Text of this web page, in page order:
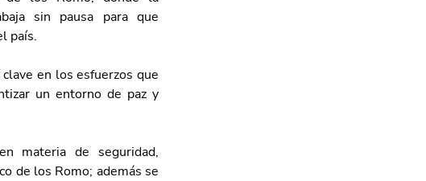
sin pausa para que
país.
en los esfuerzos que
un entorno de paz y
materia de seguridad,
de los Romo; además se